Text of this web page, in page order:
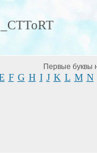
Первые буквы
F G H I J K L M N